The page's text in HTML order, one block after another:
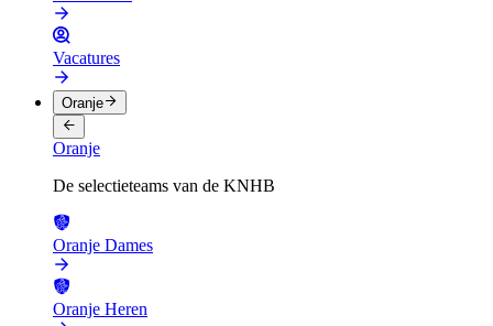
Vacatures
Oranje
Oranje
De selectieteams van de KNHB
Oranje Dames
Oranje Heren